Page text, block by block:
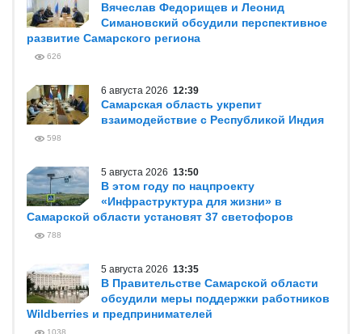
Вячеслав Федорищев и Леонид
Симановский обсудили перспективное
развитие Самарского региона
626
6 августа 2026 12:39
Самарская область укрепит
взаимодействие с Республикой Индия
598
5 августа 2026 13:50
В этом году по нацпроекту
«Инфраструктура для жизни» в
Самарской области установят 37 светофоров
788
5 августа 2026 13:35
В Правительстве Самарской области
обсудили меры поддержки работников
Wildberries и предпринимателей
1038